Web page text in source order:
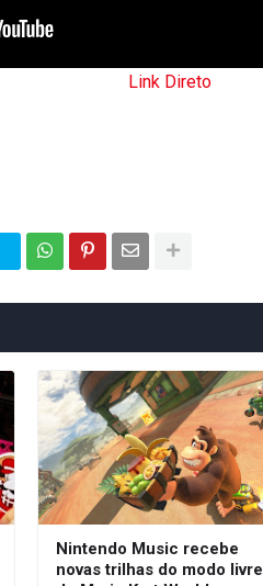
Link Direto
Nintendo Music recebe
novas trilhas do modo livre